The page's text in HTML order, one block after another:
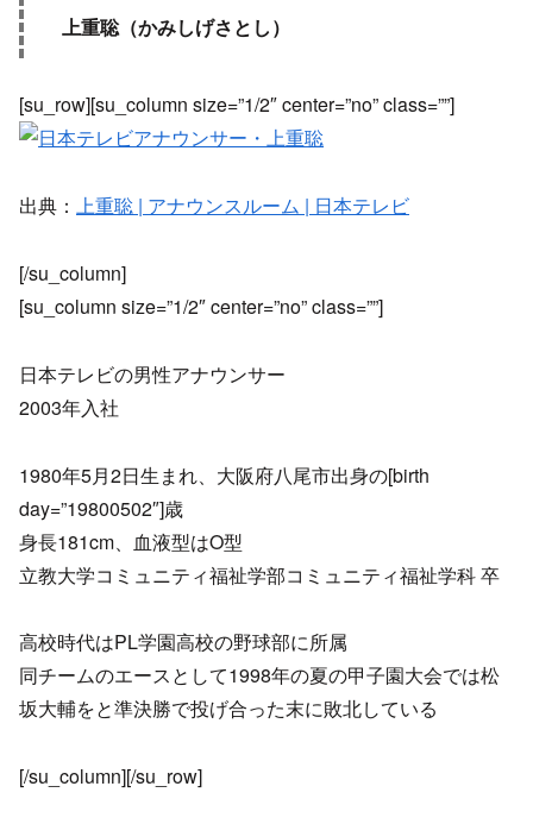
上重聡（かみしげさとし）
[su_row][su_column size=”1/2″ center=”no” class=””]
出典： 上重聡 | アナウンスルーム | 日本テレビ
[/su_column]
[su_column size=”1/2″ center=”no” class=””]
日本テレビの男性アナウンサー
2003年入社
1980年5月2日生まれ、大阪府八尾市出身の[birth
day=”19800502″]歳
身長181cm、血液型はO型
立教大学コミュニティ福祉学部コミュニティ福祉学科 卒
高校時代はPL学園高校の野球部に所属
同チームのエースとして1998年の夏の甲子園大会では松
坂大輔をと準決勝で投げ合った末に敗北している
[/su_column][/su_row]